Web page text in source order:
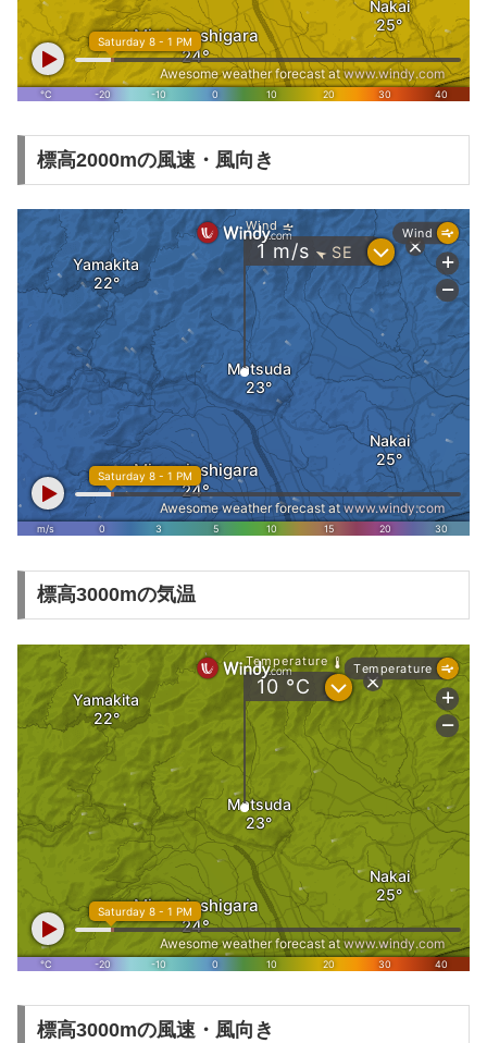
標高2000mの風速・風向き
標高3000mの気温
標高3000mの風速・風向き